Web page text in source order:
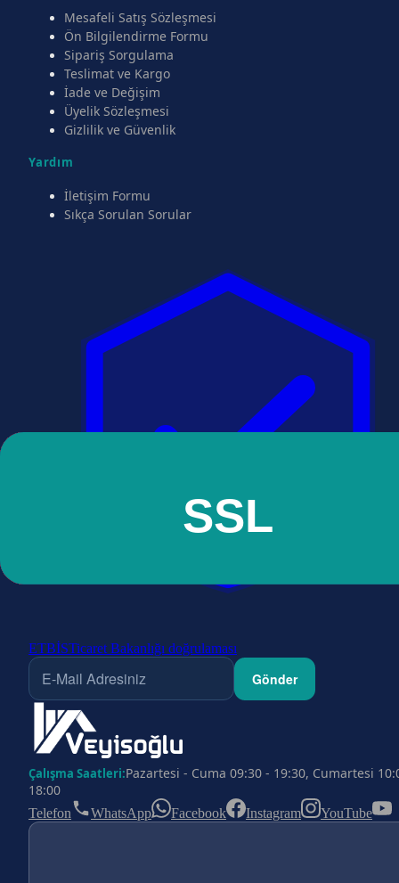
Mesafeli Satış Sözleşmesi
Ön Bilgilendirme Formu
Sipariş Sorgulama
Teslimat ve Kargo
İade ve Değişim
Üyelik Sözleşmesi
Gizlilik ve Güvenlik
Yardım
İletişim Formu
Sıkça Sorulan Sorular
ETBİSTicaret Bakanlığı doğrulaması
Gönder
Çalışma Saatleri:Pazartesi - Cuma 09:30 - 19:30, Cumartesi
18:00
Telefon WhatsApp Facebook Instagram YouTube